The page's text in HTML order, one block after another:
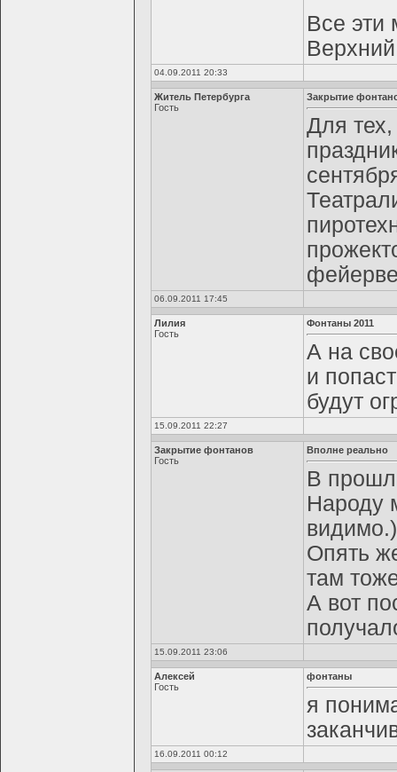
Все эти
04.09.2011 20:33
Житель Петербурга
Гость
Закрытие
Для
06.09.2011 17:45
Лилия
Гость
Фонтаны 2011
А на
и
будут
15.09.2011 22:27
Закрытие фонтанов
Гость
Вполне реально
В
Народу
Опять
там
А вот
15.09.2011 23:06
Алексей
Гость
фонтаны
я
16.09.2011 00:12